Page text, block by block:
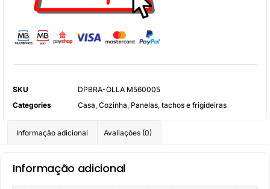
SKU
DPBRA-OLLA M560005
Categories
Casa, Cozinha, Panelas, tachos e frigideiras
Informação adicional Avaliações (0)
Informação adicional